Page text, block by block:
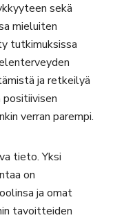
sekä
mieluiten
tutkimuksissa
ja retkeilyä
verran parempi.
tieto. Yksi
on
ja omat
tavoitteiden